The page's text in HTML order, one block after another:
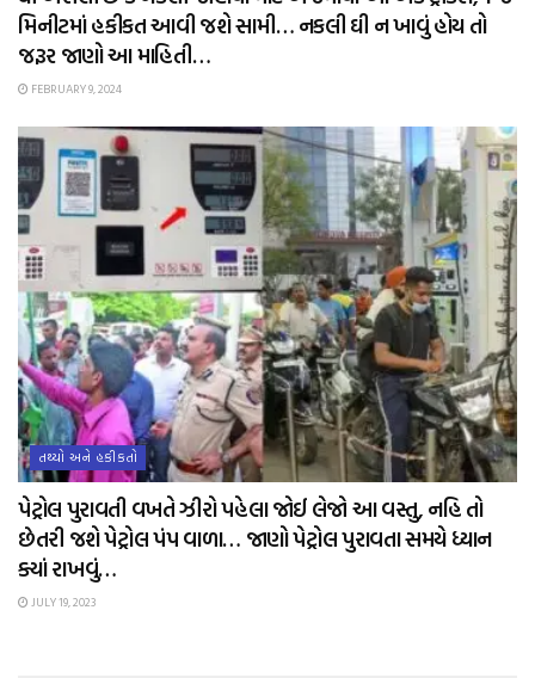
મિનીટમાં હકીકત આવી જશે સામી… નકલી ઘી ન ખાવું હોય તો
જરૂર જાણો આ માહિતી…
FEBRUARY 9, 2024
તથ્યો અને હકીકતો
પેટ્રોલ પુરાવતી વખતે ઝીરો પહેલા જોઈ લેજો આ વસ્તુ, નહિ તો
છેતરી જશે પેટ્રોલ પંપ વાળા… જાણો પેટ્રોલ પુરાવતા સમયે ધ્યાન
ક્યાં રાખવું…
JULY 19, 2023